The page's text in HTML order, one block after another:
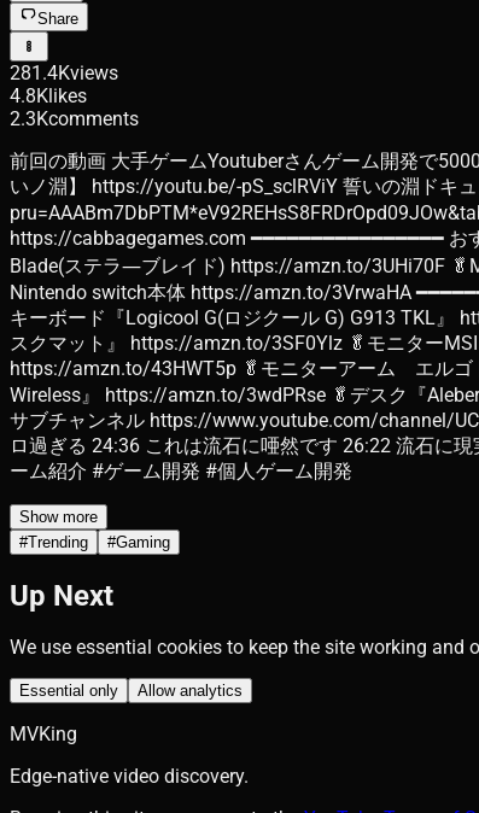
Share
281.4Kviews
4.8Klikes
2.3Kcomments
前回の動画 大手ゲームYoutuberさんゲーム開発で
いノ淵】 https://youtu.be/-pS_sclRViY 誓いの淵ドキ
https://cabbagegames.com ━━━━━━━━━━━━━━━━ お
Blade(ステラ―ブレイド) https://amzn.to/3UHi70F
Nintendo switch本体 https://amzn.to/3VrwaHA
キーボード『Logicool G(ロジクール G) G913 TKL』
スクマット』 https://amzn.to/3SF0Ylz 🥬モニター
https://amzn.to/43HWT5p 🥬モニターアーム エルゴ
Wireless』 https://amzn.to/3wdPRse 🥬デスク『
サブチャンネル https://www.youtube.com/channel/
ロ過ぎる 24:36 これは流石に唖然です 26:22 流
ーム紹介 #ゲーム開発 #個人ゲーム開発
Show more
#Trending #Gaming
Up Next
We use essential cookies to keep the site working
Essential only Allow analytics
MVKing
Edge-native video discovery.